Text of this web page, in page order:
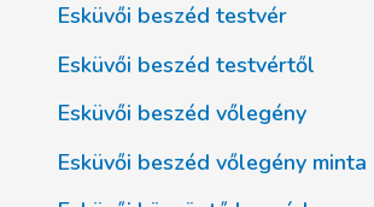
Esküvői beszéd testvér
Esküvői beszéd testvértől
Esküvői beszéd vőlegény
Esküvői beszéd vőlegény minta